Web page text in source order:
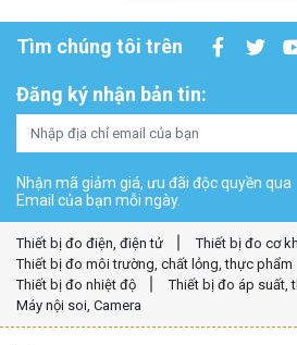
Tìm chúng tôi trên
Đăng ký nhận bản tin:
Nhận mã giảm giá, ưu đãi độc quyền qua
Email của bạn mỗi ngày.
Thiết bị đo điện, điện tử
Thiết bị đo cơ
Thiết bị đo môi trường, chất lỏng, thực phẩm
Thiết bị đo nhiệt độ
Thiết bị đo áp suất,
Máy nội soi, Camera